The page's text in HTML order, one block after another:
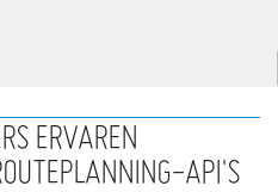
ERVAREN
API'S